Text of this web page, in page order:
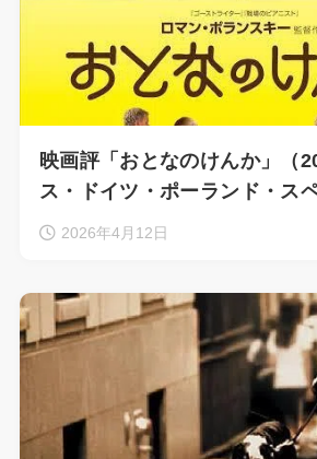
映画評「おとなのけんか」（
ス・ドイツ・ポーランド・スペ
2026年4月12日